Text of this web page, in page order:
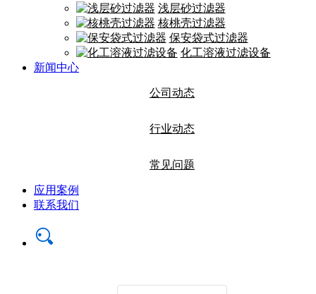
浅层砂过滤器
核桃壳过滤器
保安袋式过滤器
化工溶液过滤设备
新闻中心
公司动态
行业动态
常见问题
应用案例
联系我们